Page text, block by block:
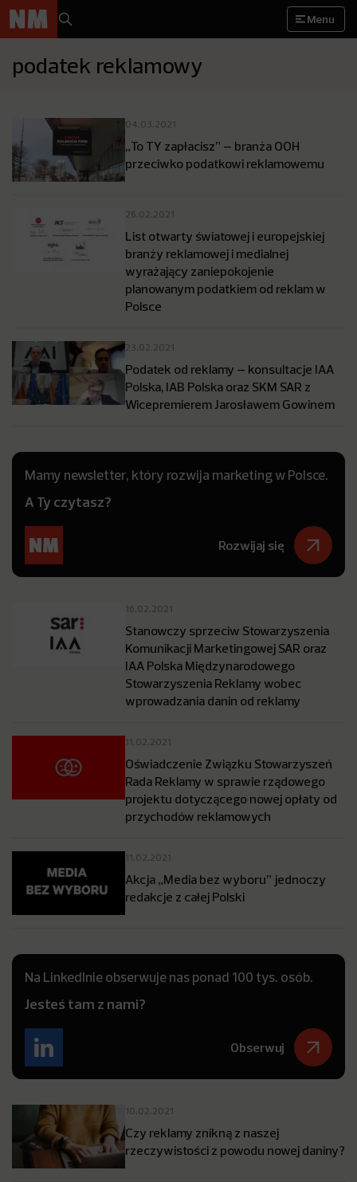
Menu
podatek reklamowy
04.03.2021
„To TY zapłacisz” – branża OOH
przeciwko podatkowi reklamowemu
26.02.2021
List otwarty światowej i europejskiej
branży reklamowej i medialnej
wyrażający zaniepokojenie
planowanym podatkiem od reklam w
Polsce
23.02.2021
Podatek od reklamy – konsultacje IAA
Polska, IAB Polska oraz SKM SAR z
Wicepremierem Jarosławem Gowinem
Mamy newsletter, który rozwija marketing w Polsce.
A Ty czytasz?
Rozwijaj się
16.02.2021
Stanowczy sprzeciw Stowarzyszenia
Komunikacji Marketingowej SAR oraz
IAA Polska Międzynarodowego
Stowarzyszenia Reklamy wobec
wprowadzania danin od reklamy
11.02.2021
Oświadczenie Związku Stowarzyszeń
Rada Reklamy w sprawie rządowego
projektu dotyczącego nowej opłaty od
przychodów reklamowych
11.02.2021
Akcja „Media bez wyboru” jednoczy
redakcje z całej Polski
Na LinkedInie obserwuje nas ponad 100 tys. osób.
Jesteś tam z nami?
Obserwuj
10.02.2021
Czy reklamy znikną z naszej
rzeczywistości z powodu nowej daniny?